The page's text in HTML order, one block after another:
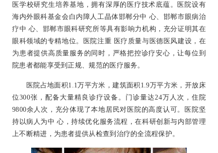
医学校研究生培养基地，拥有深厚的医疗技术底蕴。医院设有
海内外眼科基金会白内障人工晶体邯郸分中 心、邯郸市眼病治
疗中 心、邯郸市眼科研究所等具有影响力机构，充分证明其在
眼科领域的专精地位。医院注重 医疗质量与医德医风建设，在
为患者提供高质量服务的同时，严格把控诊疗安心，让每位到
院患者都能享受到正规、规范的医疗服务。
医院占地面积1.1万平方米，建筑面积1.9万平方米，开放床
位300张，配备大量精良诊疗设备。门诊量达24万人次，住院
9800余人次，充分体现了本地居民对医院的高度认可。医院坚
持以病人为中 心，持续优化服务流程，在科研创新与内部管理
上不断精进，为患者提供从检查到治疗的全流程保护。